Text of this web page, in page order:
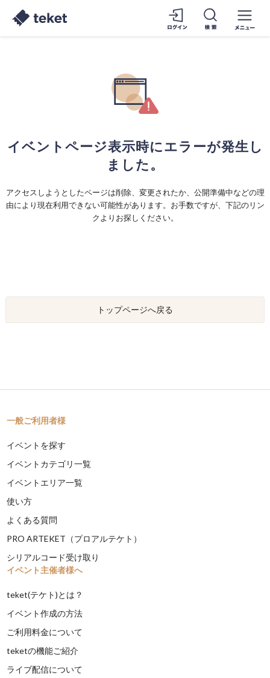
イベントページ表示時にエラーが発生し
ました。
アクセスしようとしたページは削除、変更されたか、公開準備中などの理
由により現在利用できない可能性があります。お手数ですが、下記のリン
クよりお探しください。
トップページへ戻る
一般ご利用者様
イベントを探す
イベントカテゴリ一覧
イベントエリア一覧
使い方
よくある質問
PRO ARTEKET（プロアルテケト）
シリアルコード受け取り
イベント主催者様へ
teket(テケト)とは？
イベント作成の方法
ご利用料金について
teketの機能ご紹介
ライブ配信について